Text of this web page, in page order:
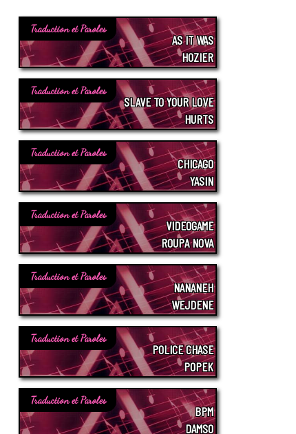
Traduction et Paroles
AS IT WAS
HOZIER
Traduction et Paroles
SLAVE TO YOUR LOVE
HURTS
Traduction et Paroles
CHICAGO
YASIN
Traduction et Paroles
VIDEOGAME
ROUPA NOVA
Traduction et Paroles
NANANEH
WEJDENE
Traduction et Paroles
POLICE CHASE
POPEK
Traduction et Paroles
BPM
DAMSO